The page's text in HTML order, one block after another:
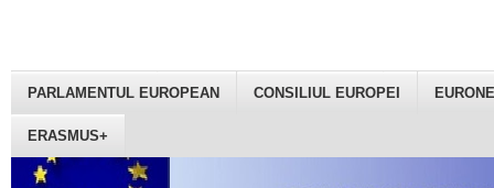
PARLAMENTUL EUROPEAN CONSILIUL EUROPEI
ERASMUS+